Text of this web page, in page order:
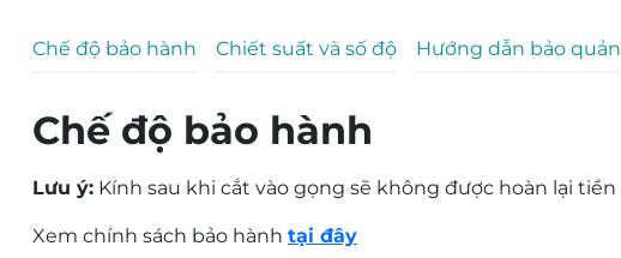
Chế độ bảo hành Chiết suất và số độ Hướng dẫn bảo quản
Chế độ bảo hành
Lưu ý: Kính sau khi cắt vào gọng sẽ không được hoàn lại tiền
Xem chính sách bảo hành tại đây